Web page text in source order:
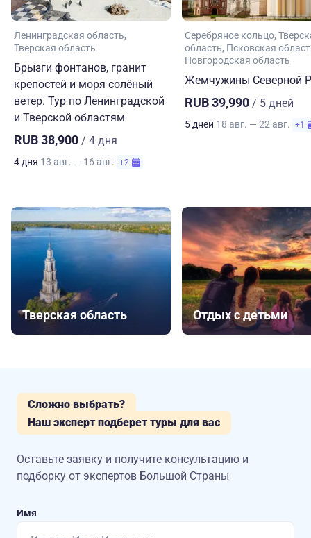
Ленинградская область
Тверская область
Брызги фонтанов, гранит
крепостей и моря солёный
ветер. Тур по Ленинградской
и Тверской областям
RUB 38,900 / 4 дня
4 дня 13 авг. — 16 авг. +2
Серебряное кольцо
область Псковская
Новгородская область
Жемчужины Северной
RUB 39,990 / 5 дней
5 дней 18 авг. — 22 авг. +1
Тверская область Отдых с детьми
Сложно выбрать?
Наш эксперт подберет туры для вас
Оставьте заявку и получите консультацию и
подборку от экспертов Большой Страны
Имя